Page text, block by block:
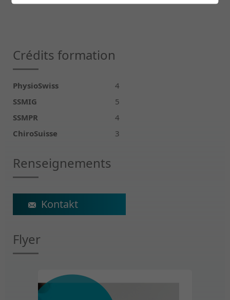
Crédits formation
PhysioSwiss
4
SSMIG
5
SSMPR
4
ChiroSuisse
3
Renseignements
ecs@crr-suva.ch
Flyer